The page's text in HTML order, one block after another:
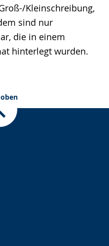
Kleinschreibung,
sind nur
die in einem
hinterlegt wurden.